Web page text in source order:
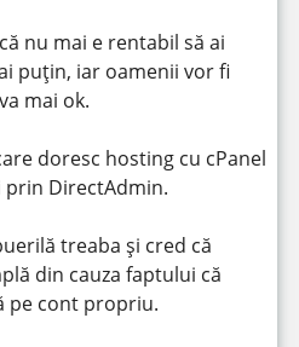
nu mai e rentabil să ai
puțin, iar oamenii vor fi
mai ok.
doresc hosting cu cPanel
DirectAdmin.
treaba și cred că
din cauza faptului că
pe cont propriu.